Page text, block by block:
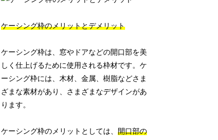
ケーシング枠のメリットとデメリット
ケーシング枠は、窓やドアなどの開口部を美
しく仕上げるために使用される枠材です。ケ
ーシング枠には、木材、金属、樹脂などさま
ざまな素材があり、さまざまなデザインがあ
ります。
ケーシング枠のメリットとしては、開口部の